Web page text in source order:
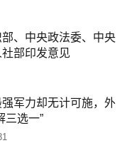
、中央政法委、中央
部印发意见
军力却无计可施，外
三选一”